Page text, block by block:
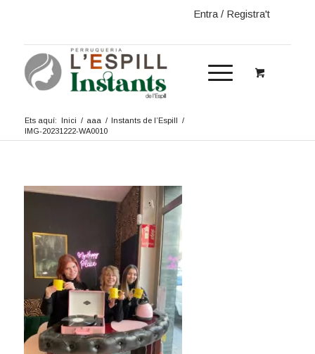
Entra / Registra't
Ets aquí: Inici / aaa / Instants de l’Espill /
IMG-20231222-WA0010